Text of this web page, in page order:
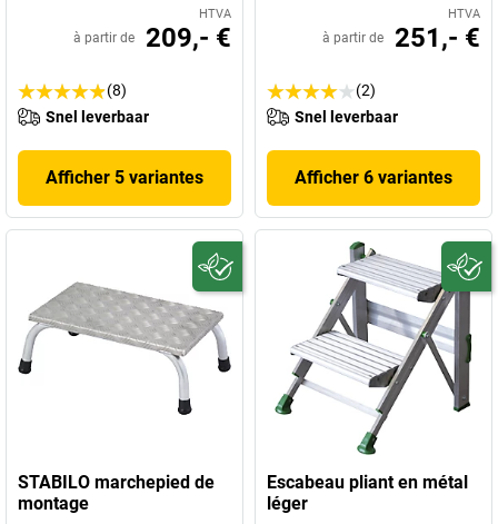
HTVA
à partir de 209,- €
(8)
Snel leverbaar
Afficher 5 variantes
HTVA
à partir de 251,- €
(2)
Snel leverbaar
Afficher 6 variantes
STABILO marchepied de
montage
Escabeau pliant en métal
léger